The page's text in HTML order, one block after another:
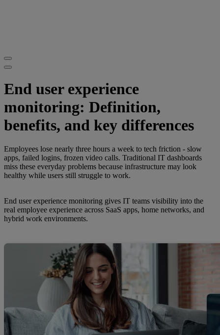
End user experience
monitoring: Definition,
benefits, and key differences
Employees lose nearly three hours a week to tech friction - slow
apps, failed logins, frozen video calls. Traditional IT dashboards
miss these everyday problems because infrastructure may look
healthy while users still struggle to work.
End user experience monitoring gives IT teams visibility into the
real employee experience across SaaS apps, home networks, and
hybrid work environments.